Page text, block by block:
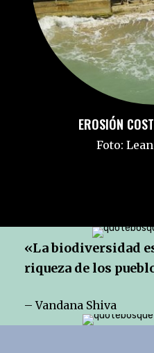
EROSIÓN
Foto:
«La biodiversidad
riqueza de los
– Vandana Shiva